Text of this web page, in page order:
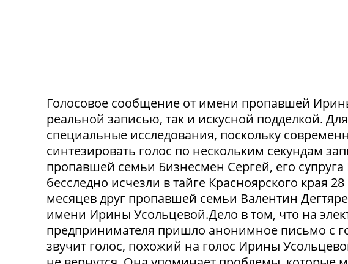
Голосовое сообщение от имени пропавшей
реальной записью, так и искусной подделкой.
специальные исследования, поскольку
синтезировать голос по нескольким секундам
пропавшей семьи Бизнесмен Сергей, его
бесследно исчезли в тайге Красноярского края
месяцев друг пропавшей семьи Валентин
имени Ирины Усольцевой.Дело в том, что на
предпринимателя пришло анонимное письмо с
звучит голос, похожий на голос Ирины